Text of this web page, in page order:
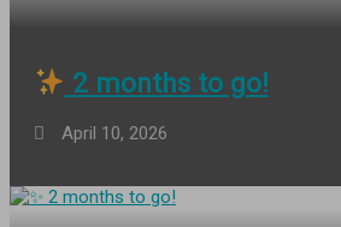
2 months to go!
April 10, 2026